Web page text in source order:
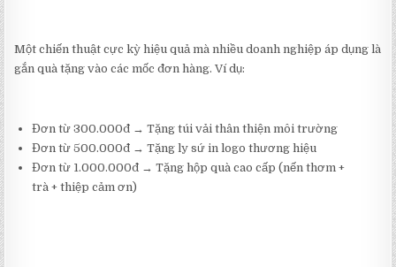
Một chiến thuật cực kỳ hiệu quả mà nhiều doanh nghiệp áp dụng là
gắn quà tặng vào các mốc đơn hàng. Ví dụ:
Đơn từ 300.000đ → Tặng túi vải thân thiện môi trường
Đơn từ 500.000đ → Tặng ly sứ in logo thương hiệu
Đơn từ 1.000.000đ → Tặng hộp quà cao cấp (nến thơm +
trà + thiệp cảm ơn)